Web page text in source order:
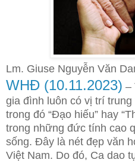
Lm. Giuse Nguyễn Văn
WHĐ (10.11.2023) –
gia đình luôn có vị trí
trong đó “Đạo hiếu” hay
trong những đức tính cao
sống. Đây là nét đẹp văn
Việt Nam. Do đó, Ca dao